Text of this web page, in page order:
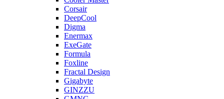
Corsair
DeepCool
Digma
Enermax
ExeGate
Formula
Foxline
Fractal Design
Gigabyte
GINZZU